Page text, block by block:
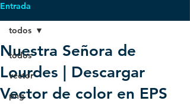
Entrada
todos
vector
png
todos
Nuestra Señora de
Lourdes | Descargar
Vector de color en EPS